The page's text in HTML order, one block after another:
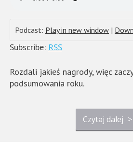
Podcast: Play in new window |
Subscribe: RSS
Rozdali jakieś nagrody, więc
podsumowania roku.
Czytaj dalej >